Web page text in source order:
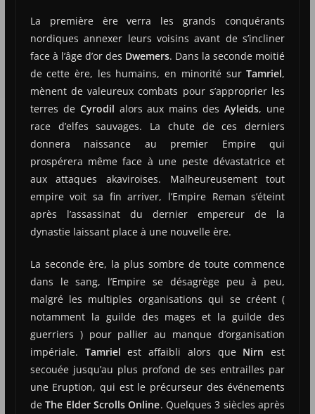
La première ère verra les grands conquérants
nordiques annexer leurs voisins avant de s’incliner
face à l’âge d’or des Dwemers. Dans la seconde moitié
de cette ère, les humains, en minorité surTamriel,
mènent de valeureux combats pour s’approprier les
terres de Cyrodil alors aux mains desAyleids, une
race d’elfes sauvages. La chute de ces derniers
donnera naissance au premier Empire qui
prospérera même face à une peste dévastatrice et
aux attaques akaviroises. Malheureusement tout
empire voit sa fin arriver, l’Empire Reman s’éteint
après l’assassinat du dernier empereur de la
dynastie laissant place à une nouvelle ère.
La seconde ère, la plus sombre de toute commence
dans le sang, l’Empire se désagrège peu à peu,
malgré les multiples organisations qui se créent (
notamment la guilde des mages et la guilde des
guerriers ) pour pallier au manque d’organisation
impériale. Tamriel est affaibli alors que Nirn est
secouée jusqu’au plus profond de ses entrailles par
une Eruption, qui est le précurseur des événements
deThe Elder Scrolls Online. Quelques 3 siècles après